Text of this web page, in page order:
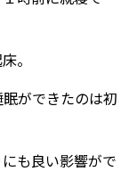
。
ができたのは初
も良い影響がで